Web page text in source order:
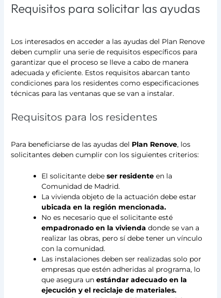
Requisitos para solicitar las ayudas
Los interesados en acceder a las ayudas del Plan Renove
deben cumplir una serie de requisitos específicos para
garantizar que el proceso se lleve a cabo de manera
adecuada y eficiente. Estos requisitos abarcan tanto
condiciones para los residentes como especificaciones
técnicas para las ventanas que se van a instalar.
Requisitos para los residentes
Para beneficiarse de las ayudas del Plan Renove, los
solicitantes deben cumplir con los siguientes criterios:
El solicitante debeser residenteen la
Comunidad de Madrid.
La vivienda objeto de la actuación debe estar
ubicada en la región mencionada.
No es necesario que el solicitante esté
empadronado en la vivienda donde se van a
realizar las obras, pero sí debe tener un vínculo
con la comunidad.
Las instalaciones deben ser realizadas solo por
empresas que estén adheridas al programa, lo
que asegura un estándar adecuado en la
ejecución y el reciclaje de materiales.